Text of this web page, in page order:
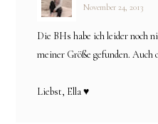
November 24, 2013
Die BHs habe ich leider noch
meiner Größe gefunden. Auch
Liebst, Ella ♥